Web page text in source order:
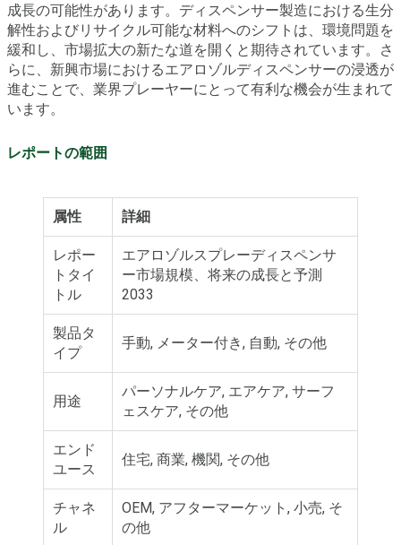
成長の可能性があります。ディスペンサー製造における生分
解性およびリサイクル可能な材料へのシフトは、環境問題を
緩和し、市場拡大の新たな道を開くと期待されています。さ
らに、新興市場におけるエアロゾルディスペンサーの浸透が
進むことで、業界プレーヤーにとって有利な機会が生まれて
います。
レポートの範囲
属性 詳細
レポー
トタイ
トル
エアロゾルスプレーディスペンサ
ー市場規模、将来の成長と予測
2033
製品タ
イプ
手動, メーター付き, 自動, その他
用途
パーソナルケア, エアケア, サーフ
ェスケア, その他
エンド
ユース
住宅, 商業, 機関, その他
チャネ
ル
OEM, アフターマーケット, 小売, そ
の他